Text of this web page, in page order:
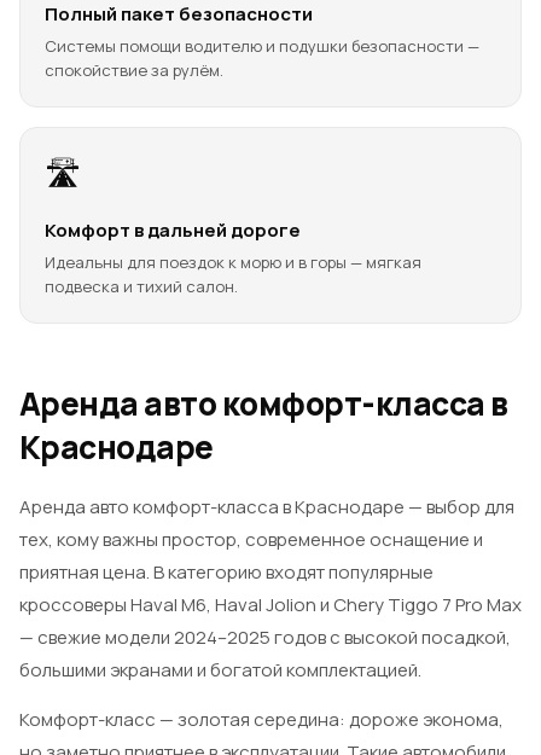
Полный пакет безопасности
Системы помощи водителю и подушки безопасности —
спокойствие за рулём.
🛣️
Комфорт в дальней дороге
Идеальны для поездок к морю и в горы — мягкая
подвеска и тихий салон.
Аренда авто комфорт-класса в
Краснодаре
Аренда авто комфорт-класса в Краснодаре — выбор для
тех, кому важны простор, современное оснащение и
приятная цена. В категорию входят популярные
кроссоверы Haval M6, Haval Jolion и Chery Tiggo 7 Pro Max
— свежие модели 2024–2025 годов с высокой посадкой,
большими экранами и богатой комплектацией.
Комфорт-класс — золотая середина: дороже эконома,